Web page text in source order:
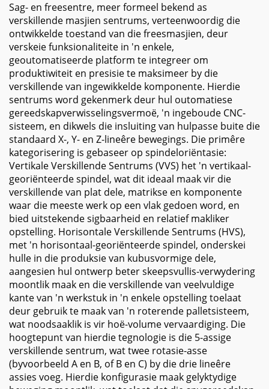
Sag- en freesentre, meer formeel bekend as
verskillende masjien sentrums, verteenwoordig die
ontwikkelde toestand van die freesmasjien, deur
verskeie funksionaliteite in 'n enkele,
geoutomatiseerde platform te integreer om
produktiwiteit en presisie te maksimeer by die
verskillende van ingewikkelde komponente. Hierdie
sentrums word gekenmerk deur hul outomatiese
gereedskapverwisselingsvermoë, 'n ingeboude CNC-
sisteem, en dikwels die insluiting van hulpasse buite die
standaard X-, Y- en Z-lineêre bewegings. Die primêre
kategorisering is gebaseer op spindeloriëntasie:
Vertikale Verskillende Sentrums (VVS) het 'n vertikaal-
georiënteerde spindel, wat dit ideaal maak vir die
verskillende van plat dele, matrikse en komponente
waar die meeste werk op een vlak gedoen word, en
bied uitstekende sigbaarheid en relatief makliker
opstelling. Horisontale Verskillende Sentrums (HVS),
met 'n horisontaal-georiënteerde spindel, onderskei
hulle in die produksie van kubusvormige dele,
aangesien hul ontwerp beter skeepsvullis-verwydering
moontlik maak en die verskillende van veelvuldige
kante van 'n werkstuk in 'n enkele opstelling toelaat
deur gebruik te maak van 'n roterende palletsisteem,
wat noodsaaklik is vir hoë-volume vervaardiging. Die
hoogtepunt van hierdie tegnologie is die 5-assige
verskillende sentrum, wat twee rotasie-asse
(byvoorbeeld A en B, of B en C) by die drie lineêre
assies voeg. Hierdie konfigurasie maak gelyktydige